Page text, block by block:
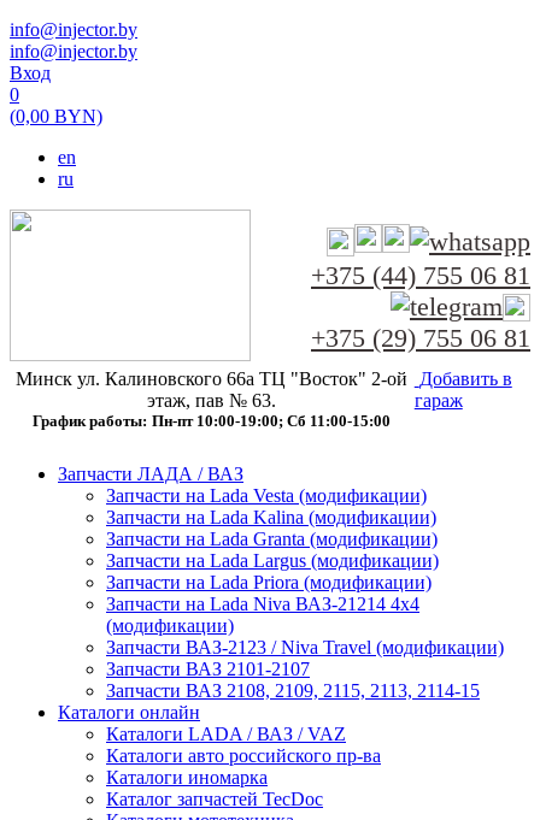
info@injector.by
info@injector.by
Вход
0
(0,00 BYN)
en
ru
+375 (44) 755 06 81
+375 (29) 755 06 81
Минск ул. Калиновского 66а ТЦ "Восток" 2-ой
этаж, пав № 63.
График работы: Пн-пт 10:00‑19:00; Сб 11:00‑15:00
Добавить в
гараж
Запчасти ЛАДА / ВАЗ
Запчасти на Lada Vesta (модификации)
Запчасти на Lada Kalina (модификации)
Запчасти на Lada Granta (модификации)
Запчасти на Lada Largus (модификации)
Запчасти на Lada Priora (модификации)
Запчасти на Lada Niva ВАЗ-21214 4x4
(модификации)
Запчасти ВАЗ-2123 / Niva Travel (модификации)
Запчасти ВАЗ 2101-2107
Запчасти ВАЗ 2108, 2109, 2115, 2113, 2114-15
Каталоги онлайн
Каталоги LADA / ВАЗ / VAZ
Каталоги авто российского пр-ва
Каталоги иномарка
Каталог запчастей TecDoc